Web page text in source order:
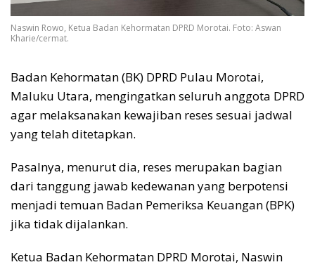
Naswin Rowo, Ketua Badan Kehormatan DPRD Morotai. Foto: Aswan
Kharie/cermat.
Badan Kehormatan (BK) DPRD Pulau Morotai,
Maluku Utara, mengingatkan seluruh anggota DPRD
agar melaksanakan kewajiban reses sesuai jadwal
yang telah ditetapkan.
Pasalnya, menurut dia, reses merupakan bagian
dari tanggung jawab kedewanan yang berpotensi
menjadi temuan Badan Pemeriksa Keuangan (BPK)
jika tidak dijalankan.
Ketua Badan Kehormatan DPRD Morotai, Naswin